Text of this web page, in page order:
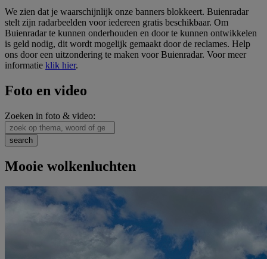
We zien dat je waarschijnlijk onze banners blokkeert. Buienradar
stelt zijn radarbeelden voor iedereen gratis beschikbaar. Om
Buienradar te kunnen onderhouden en door te kunnen ontwikkelen
is geld nodig, dit wordt mogelijk gemaakt door de reclames. Help
ons door een uitzondering te maken voor Buienradar. Voor meer
informatie klik hier.
Foto en video
Zoeken in foto & video:
Mooie wolkenluchten